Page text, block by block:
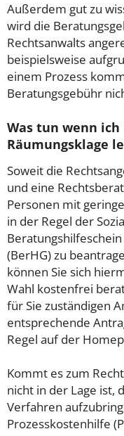
Außerdem gut zu
wird die
Rechtsanwalts
beispielsweise
einem Prozess
Beratungsgebühr
Was tun wenn
Räumungsklage
Soweit die
und eine
Personen mit
in der Regel der
(BerHG) zu
können Sie sich
Wahl kostenfrei
für Sie zuständigen
entsprechende
Regel auf der
Kommt es zum
nicht in der Lage ist,
Verfahren
Prozesskostenhilfe